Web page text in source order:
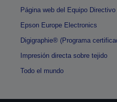
Página web del Equipo Directivo
Epson Europe Electronics
Digigraphie® (Programa
Impresión directa sobre tejido
Todo el mundo